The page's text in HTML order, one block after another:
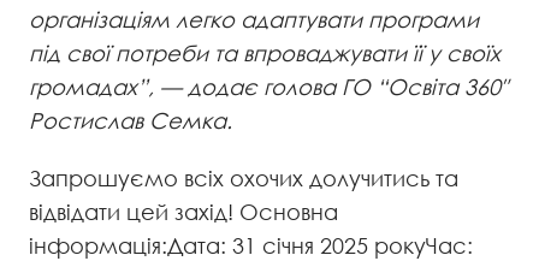
організаціям легко адаптувати програми
під свої потреби та впроваджувати її у своїх
громадах”, — додає голова ГО “Освіта 360″
Ростислав Семка.
Запрошуємо всіх охочих долучитись та
відвідати цей захід! Основна
інформація:Дата: 31 січня 2025 рокуЧас: